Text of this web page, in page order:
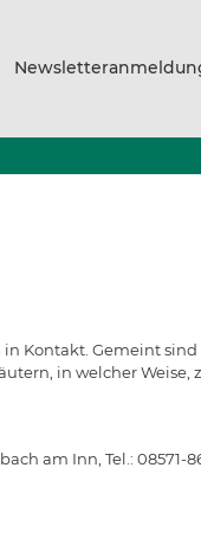
Kontakt. Gemeint sind
in welcher Weise,
am Inn, Tel.: 08571-